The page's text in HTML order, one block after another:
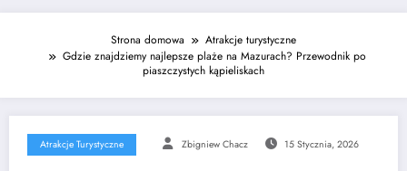
Strona domowa
Atrakcje turystyczne
Gdzie znajdziemy najlepsze plaże na Mazurach? Przewodnik po
piaszczystych kąpieliskach
Atrakcje Turystyczne Zbigniew Chacz 15 Stycznia, 2026